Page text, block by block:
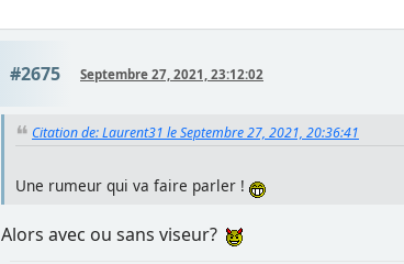
#2675 Septembre 27, 2021, 23:12:02
Citation de: Laurent31 le Septembre 27, 2021, 20:36:41
Une rumeur qui va faire parler !
Alors avec ou sans viseur?